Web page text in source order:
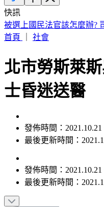
快訊
白海豚「週末最近台」！鄭
首頁
社會
北市勞斯萊
士昏迷送醫
發佈時間：2021.10.21
最後更新時間：
發佈時間： 2021.10.21
最後更新時間：